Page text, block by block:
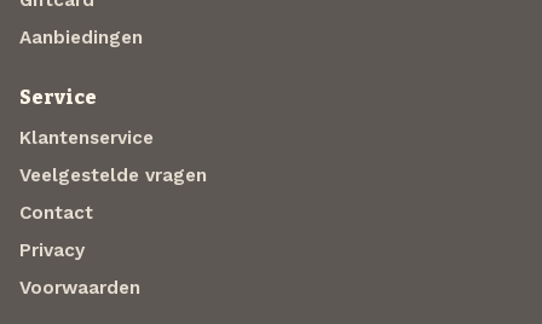
Aanbiedingen
Service
Klantenservice
Veelgestelde vragen
Contact
Privacy
Voorwaarden